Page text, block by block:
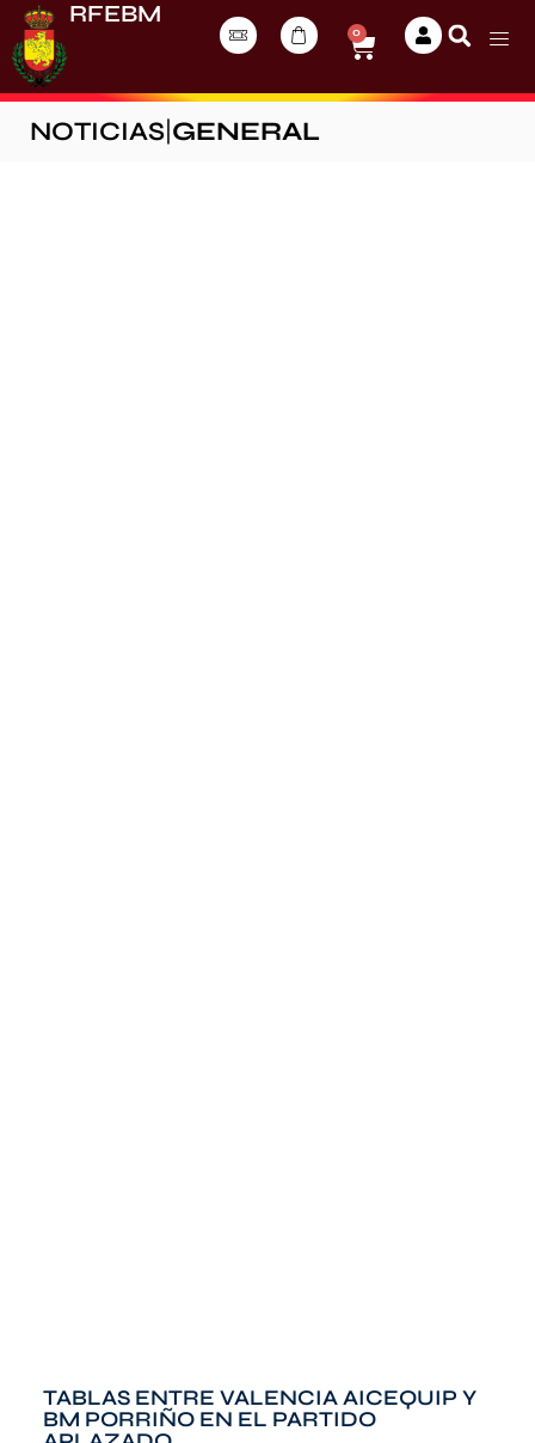
RFEBM
0
NOTICIAS GENERAL
TABLAS ENTRE VALENCIA AICEQUIP Y
BM PORRIÑO EN EL PARTIDO